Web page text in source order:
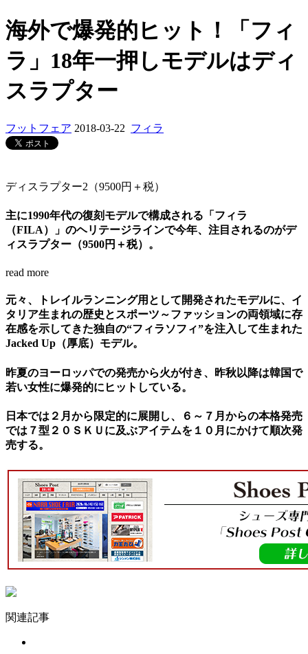
海外で爆発的ヒット！「フィ
ラ」18年一押しモデルはディ
スラプター
フットフェア 2018-03-22 フィラ
ディスラプター2（9500円＋税）
主に1990年代の復刻モデルで構成される「フィラ
（FILA）」のヘリテージラインで今年、注目されるのがデ
ィスラプター（9500円＋税）。
read more
元々、トレイルランニング用として開発されたモデルに、イ
タリア生まれの歴史とスポーツ～ファッションの両領域に存
在感を示してきた独自の“フィラソフィ”を注入して生まれた
Jacked Up（厚底）モデル。
昨夏のヨーロッパでの発売から火が付き、昨秋以降は韓国で
若い女性に爆発的にヒットしている。
日本では２月から限定的に展開し、６～７月からの本格発売
では７型２０ＳＫＵに及ぶアイテムを１０月にかけて順次発
売する。
関連記事